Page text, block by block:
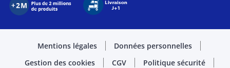
Mentions légales
Données personnelles
Gestion des cookies
CGV
Politique sécurité